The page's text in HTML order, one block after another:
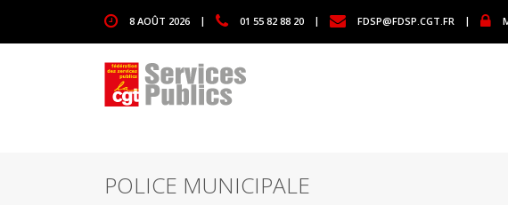
8 AOÛT 2026 | 01 55 82 88 20 | FDSP@FDSP.CGT.FR |
POLICE MUNICIPALE